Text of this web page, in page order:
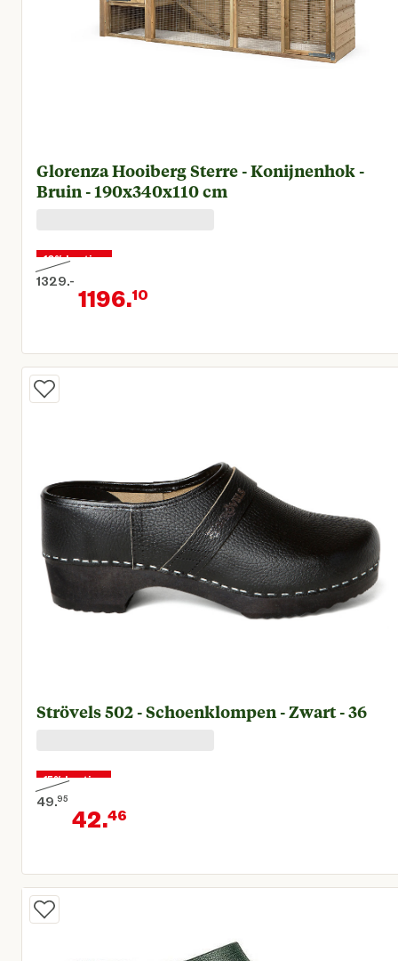
Glorenza Hooiberg Sterre - Konijnenhok -
Bruin - 190x340x110 cm
10% korting
1329. -
Oorspronkelijke prijs € 1.329,00
1196.10
Huidige prijs € 1.196,10
Strövels 502 - Schoenklompen - Zwart - 36
15% korting
49.95
Oorspronkelijke prijs € 49,95
42.46
Huidige prijs € 42,46